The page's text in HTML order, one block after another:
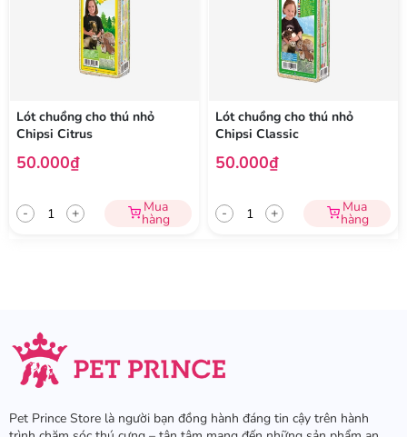
Lót chuồng cho thú nhỏ
Chipsi Citrus
50.000₫
- + Mua
hàng
Lót chuồng cho thú nhỏ
Chipsi Classic
50.000₫
- + Mua
hàng
Pet Prince Store là người bạn đồng hành đáng tin cậy trên hành